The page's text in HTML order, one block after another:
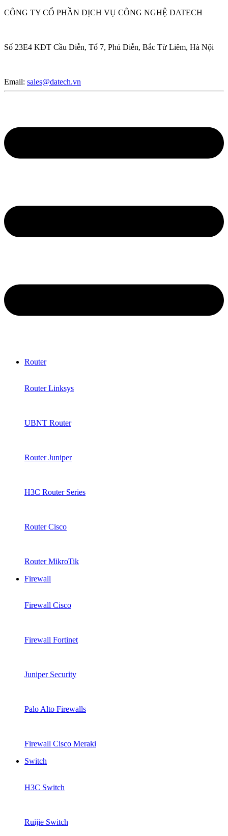
CÔNG TY CỔ PHẦN DỊCH VỤ CÔNG NGHỆ DATECH
Số 23E4 KĐT Cầu Diễn, Tổ 7, Phú Diễn, Bắc Từ Liêm, Hà Nội
Email: sales@datech.vn
Router
Router Linksys
UBNT Router
Router Juniper
H3C Router Series
Router Cisco
Router MikroTik
Firewall
Firewall Cisco
Firewall Fortinet
Juniper Security
Palo Alto Firewalls
Firewall Cisco Meraki
Switch
H3C Switch
Ruijie Switch